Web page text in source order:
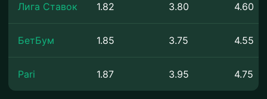
Лига Ставок 1.82 3.80 4.60
БетБум 1.85 3.75 4.55
Pari 1.87 3.95 4.75